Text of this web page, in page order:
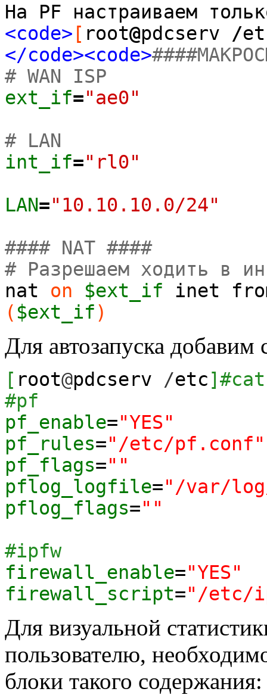
На PF настраиваем
<code> [ root@pdcserv /
</code><code>
# WAN ISP
ext_if="ae0"
# LAN
int_if="rl0"
LAN="10.10.10.0/24"
#### NAT ####
# Разрешаем ходить в
nat on $ext_if inet
( $ext_if)
Для автозапуска
[ root@pdcserv /etc]
#pf
pf_enable="YES"
pf_rules="/etc/pf.conf"
pf_flags=""
pflog_logfile="/var/
pflog_flags=""
#ipfw
firewall_enable="YES"
firewall_script="/etc/
Для визуальной
пользователю,
блоки такого содержания: